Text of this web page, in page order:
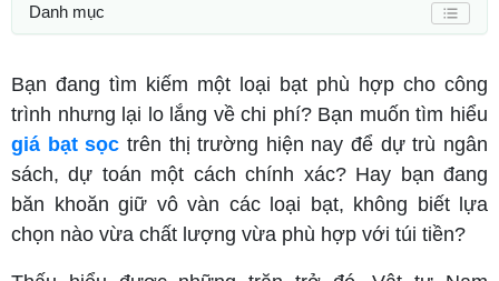
Danh mục
Bạn đang tìm kiếm một loại bạt phù hợp cho công
trình nhưng lại lo lắng về chi phí? Bạn muốn tìm hiểu
giá bạt sọc trên thị trường hiện nay để dự trù ngân
sách, dự toán một cách chính xác? Hay bạn đang
băn khoăn giữ vô vàn các loại bạt, không biết lựa
chọn nào vừa chất lượng vừa phù hợp với túi tiền?